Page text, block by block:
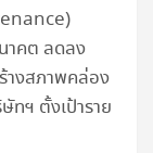
าคต ลดลง
างสภาพคล่อง
ทฯ ตั้งเป้าราย